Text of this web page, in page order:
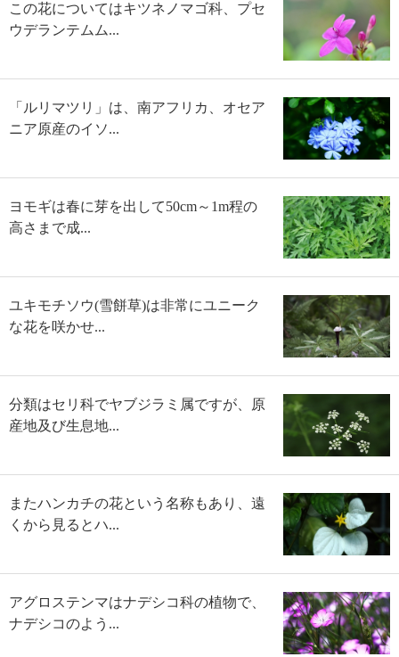
この花についてはキツネノマゴ科、プセ
ウデランテムム...
「ルリマツリ」は、南アフリカ、オセア
ニア原産のイソ...
ヨモギは春に芽を出して50cm～1m程の
高さまで成...
ユキモチソウ(雪餅草)は非常にユニーク
な花を咲かせ...
分類はセリ科でヤブジラミ属ですが、原
産地及び生息地...
またハンカチの花という名称もあり、遠
くから見るとハ...
アグロステンマはナデシコ科の植物で、
ナデシコのよう...